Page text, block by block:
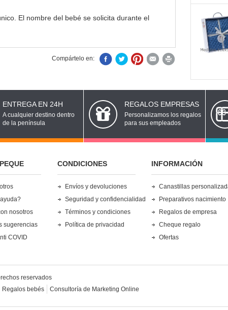
El nombre del bebé se solicita durante el
Compártelo en:
ENTREGA EN 24H
A cualquier destino dentro
de la península
REGALOS EMPRESAS
Personalizamos los regalos
para sus empleados
nosotros
sugerencias
COVID
CONDICIONES
Envíos y devoluciones
Seguridad y confidencialidad
Términos y condiciones
Política de privacidad
INFORMACIÓN
Canastillas
Preparativos nacimiento
Regalos de empresa
Cheque regalo
Ofertas
reservados
Regalos bebés Consultoría de Marketing Online